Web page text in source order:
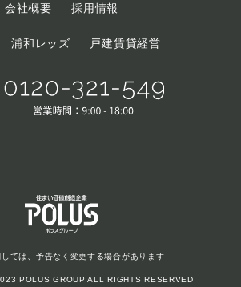
会社概要 採用情報
浦和レッズ 戸建賃貸経営
ては、予告なく変更する場合があります
POLUS GROUP ALL RIGHTS RESERVED